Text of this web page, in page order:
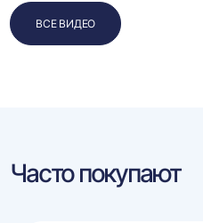
ВСЕ ВИДЕО
Часто покупают